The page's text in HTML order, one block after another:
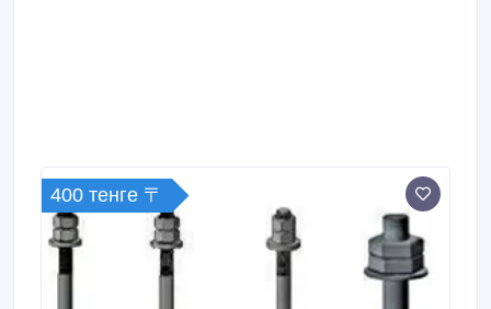
400 тенге 〒